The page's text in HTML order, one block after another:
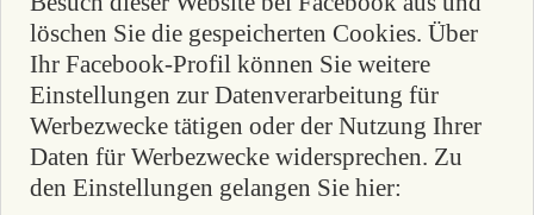
löschen Sie die gespeicherten Cookies. Über
Ihr Facebook-Profil können Sie weitere
Einstellungen zur Datenverarbeitung für
Werbezwecke tätigen oder der Nutzung Ihrer
Daten für Werbezwecke widersprechen. Zu
den Einstellungen gelangen Sie hier: